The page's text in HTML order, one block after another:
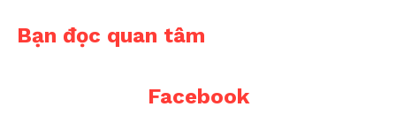
Bạn đọc quan tâm
Facebook